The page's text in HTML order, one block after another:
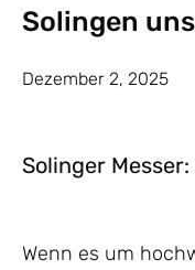
Solingen
Dezember 2, 2025
Solinger
Wenn es um